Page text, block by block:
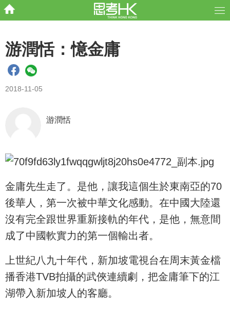
游潤恬：憶金庸
2018-11-05
游潤恬
金庸先生走了。是他，讓我這個生於東南亞的70
後華人，第一次被中華文化感動。在中國大陸還
沒有完全跟世界重新接軌的年代，是他，無意間
成了中國軟實力的第一個輸出者。
上世紀八九十年代，新加坡電視台在周末黃金檔
播香港TVB拍攝的武俠連續劇，把金庸筆下的江
湖帶入新加坡人的客廳。